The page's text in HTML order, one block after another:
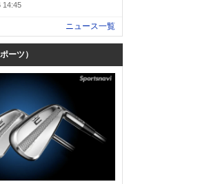
14:45
ニュース一覧
ーツ）